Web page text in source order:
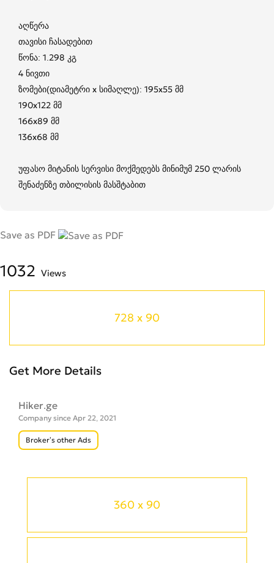
360 x 90
აღწერა
თავისი ჩასადებით
წონა: 1.298 კგ
4 ნივთი
ზომები(დიამეტრი x სიმაღლე): 195x55 მმ
190x122 მმ
166x89 მმ
136x68 მმ
უფასო მიტანის სერვისი მოქმედებს მინიმუმ 250 ლარის
შენაძენზე თბილისის მასშტაბით
Save as PDF
1032 Views
728 x 90
Get More Details
Hiker.ge
Company since Apr 22, 2021
Broker’s other Ads